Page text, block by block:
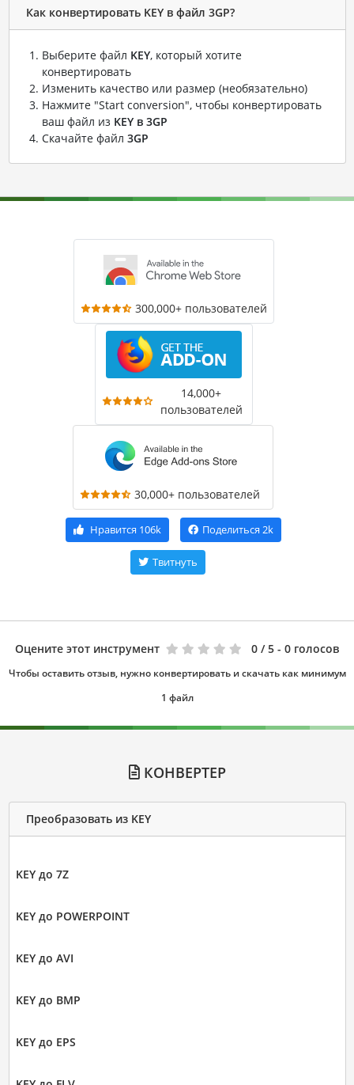
Как конвертировать KEY в файл 3GP?
Выберите файл KEY, который хотите
конвертировать
Изменить качество или размер (необязательно)
Нажмите "Start conversion", чтобы конвертировать
ваш файл из KEY в 3GP
Скачайте файл 3GP
300,000+ пользователей
14,000+
пользователей
30,000+ пользователей
Нравится 106k Поделиться 2k
Твитнуть
Оцените этот инструмент 0 / 5 - 0 голосов
Чтобы оставить отзыв, нужно конвертировать и скачать как минимум
1 файл
КОНВЕРТЕР
Преобразовать из KEY
KEY до 7Z
KEY до POWERPOINT
KEY до AVI
KEY до BMP
KEY до EPS